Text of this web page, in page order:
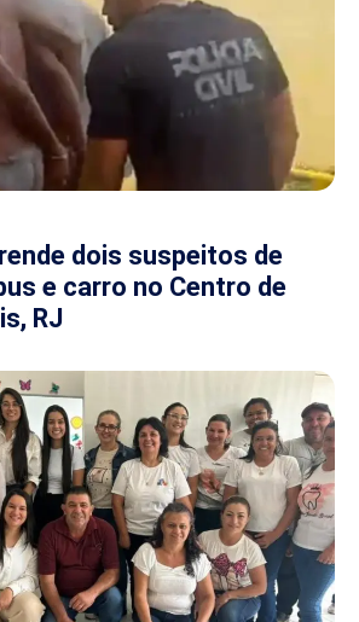
dois suspeitos de
e carro no Centro de
RJ